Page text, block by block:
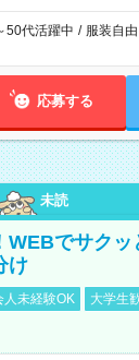
50代活躍中 / 服装自由
応募する
未読
WEBでサクッ
け
人未経験OK 大学生